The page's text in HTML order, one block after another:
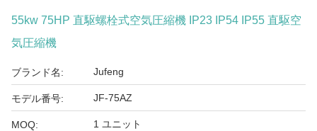
55kw 75HP 直駆螺栓式空気圧縮機 IP23 IP54 IP55 直駆空
気圧縮機
ブランド名: Jufeng
モデル番号: JF-75AZ
MOQ: 1 ユニット